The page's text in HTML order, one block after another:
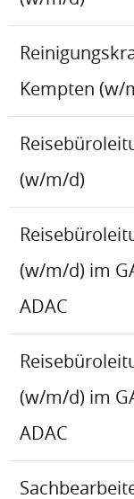
Kempten (w/
(w/m/d)
(w/m/d) im
ADAC
(w/m/d) im
ADAC